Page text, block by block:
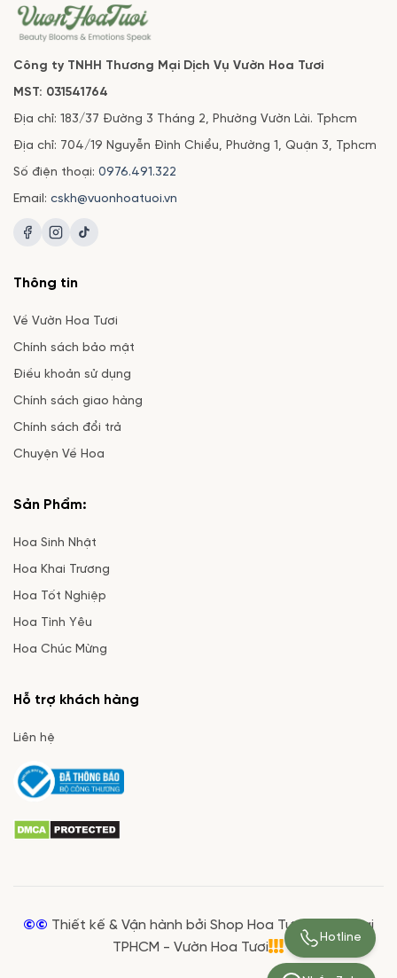
Công ty TNHH Thương Mại Dịch Vụ Vườn Hoa Tươi
MST: 031541764
Địa chỉ: 183/37 Đường 3 Tháng 2, Phường Vườn Lài. Tphcm
Địa chỉ: 704/19 Nguyễn Đình Chiểu, Phường 1, Quận 3, Tphcm
Số điện thoại: 0976.491.322
Email: cskh@vuonhoatuoi.vn
Thông tin
Về Vườn Hoa Tươi
Chính sách bảo mật
Điều khoản sử dụng
Chính sách giao hàng
Chính sách đổi trả
Chuyện Về Hoa
Sản Phẩm:
Hoa Sinh Nhật
Hoa Khai Trương
Hoa Tốt Nghiệp
Hoa Tình Yêu
Hoa Chúc Mừng
Hỗ trợ khách hàng
Liên hệ
©© Thiết kế & Vận hành bởi Shop Hoa Tươi Giá Rẻ tại
TPHCM - Vườn Hoa Tươi
Hotline